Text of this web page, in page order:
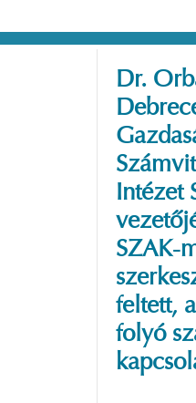
Dr.
Intézet
SZAK-
feltett,
folyó